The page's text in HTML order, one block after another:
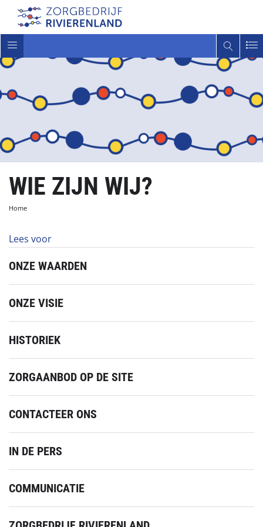
Toggle
navigatie
WIE ZIJN WIJ?
Home
Lees voor
ONZE WAARDEN
ONZE VISIE
HISTORIEK
ZORGAANBOD OP DE SITE
CONTACTEER ONS
IN DE PERS
COMMUNICATIE